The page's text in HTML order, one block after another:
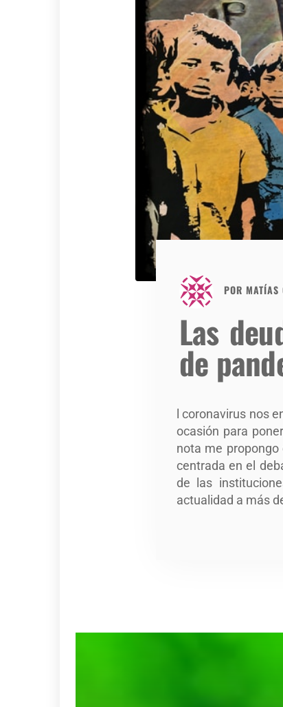
POR MATÍAS
Las
de
l coronavirus nos
ocasión para
nota me
centrada en el
de las
actualidad a más